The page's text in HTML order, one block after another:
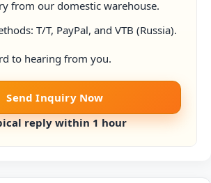
from our domestic warehouse.
T/T, PayPal, and VTB (Russia).
to hearing from you.
Send Inquiry Now
reply within 1 hour